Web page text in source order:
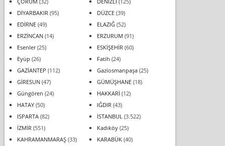
DİYARBAKIR (95) DÜZCE(39)
EDİRNE(49) ELAZIĞ(52)
ERZİNCAN(14) ERZURUM (91)
Esenler(25) ESKİŞEHİR (60)
Eyüp (26) Fatih (24)
GAZİANTEP (112) Gaziosmanpaşa(25)
GİRESUN(47) GÜMÜŞHANE(18)
Güngören (24) HAKKARİ (12)
HATAY(50) IĞDIR (43)
ISPARTA(82) İSTANBUL (3.522)
İZMİR (551) Kadıköy(25)
KAHRAMANMARAŞ(33) KARABÜK(40)